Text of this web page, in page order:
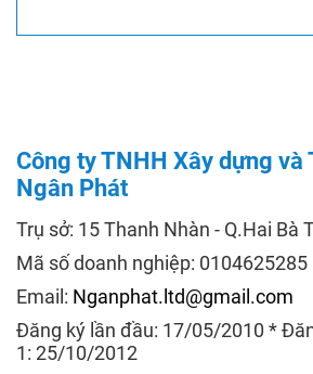
Công ty TNHH Xây dựng
Ngân Phát
Trụ sở: 15 Thanh Nhàn - Q.Hai Bà
Mã số doanh nghiệp: 0104625285
Email: Nganphat.ltd@gmail.com
Đăng ký lần đầu: 17/05/2010 *
1: 25/10/2012